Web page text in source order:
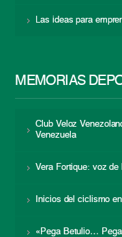
Las ideas para
MEMORIAS
Club Veloz
Venezuela
Vera Fortique: voz de
Inicios del ciclismo
«Pega Betulio…